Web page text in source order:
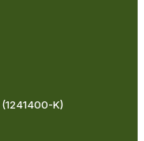
(1241400-K)